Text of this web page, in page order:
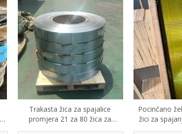
Trakasta žica za spajalice
promjera 21 za 80 žica za
spajalice
Pocinčano
žici za